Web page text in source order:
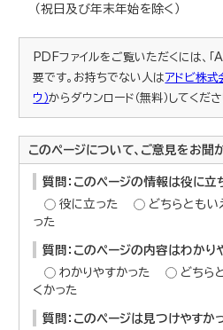
（祝日及び年末年始を除く）
PDFファイルをご覧いただくには、
要です。お持ちでない人はアドビ株式
ウ）からダウンロード（無料）してくださ
このページについて、ご意見をお聞
質問：このページの情報は役に立
役に立った
どちらともい
った
質問：このページの内容はわかり
わかりやすかった
どちら
くかった
質問：このページは見つけやすか